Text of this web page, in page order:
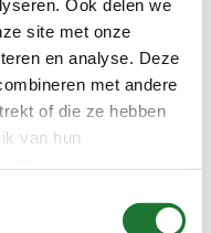
Ook delen we
site met onze
en analyse. Deze
met andere
of die ze hebben
van hun
M75